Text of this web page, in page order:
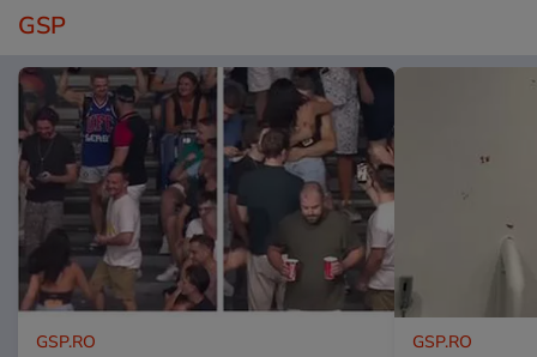
GSP
GSP.RO GSP.RO